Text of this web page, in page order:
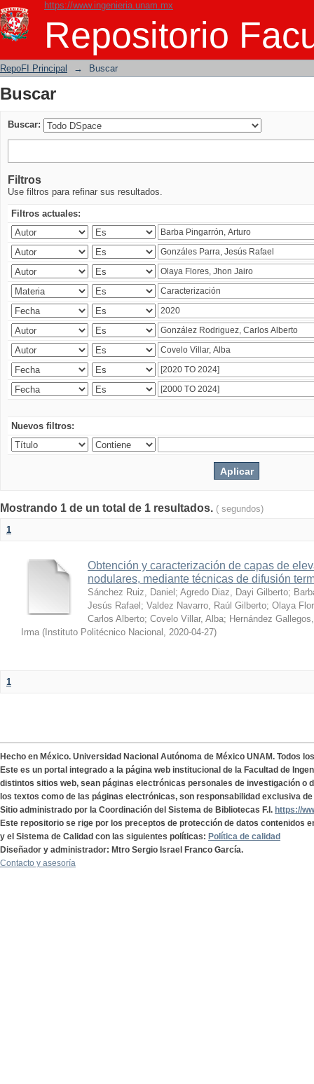
https://www.ingenieria.unam.mx
Repositorio
Buscar
RepoFI Principal → Buscar
Buscar
Buscar:
Filtros
Use filtros para refinar sus resultados.
Filtros actuales:
Nuevos filtros:
Mostrando 1 de un total de 1 resultados. ( segundos)
1
Obtención y caracterización de capas de
nodulares, mediante técnicas de difusión
Sánchez Ruiz, Daniel ; Agredo Diaz, Dayi Gilberto;
Jesús Rafael ; Valdez Navarro, Raúl Gilberto; Olaya
Carlos Alberto; Covelo Villar, Alba; Hernández
Irma ( Instituto Politécnico Nacional , 2020-04-27)
1
Hecho en México. Universidad Nacional Autónoma de México UNAM. Todos
Este es un portal integrado a la página web institucional de la Facultad de
distintos sitios web, sean páginas electrónicas personales de investigación o
los textos como de las páginas electrónicas, son responsabilidad exclusiva
Sitio administrado por la Coordinación del Sistema de Bibliotecas F.I. https://
Este repositorio se rige por los preceptos de protección de datos contenidos
y el Sistema de Calidad con las siguientes políticas: Política de calidad
Diseñador y administrador: Mtro Sergio Israel Franco García.
Contacto y asesoría